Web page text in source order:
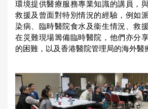
環境提供醫療服務專業知識的講員，
救援及曾面對特別情況的經驗，例如
染病、臨時醫院食水及衞生情況、救
在災難現場籌備臨時醫院，他們亦分
的困難，以及香港醫院管理局的海外醫